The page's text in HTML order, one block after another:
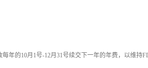
年的10月1号-12月31号续交下一年的年费，以维持